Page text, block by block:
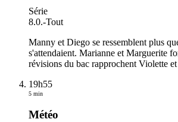
Série
8.0.-Tout
Manny et Diego se ressemblent plus
s'attendaient. Marianne et Marguerite
révisions du bac rapprochent Violette
19h55
5 min
Météo